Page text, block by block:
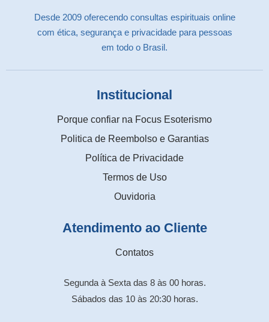
Desde 2009 oferecendo consultas espirituais online
com ética, segurança e privacidade para pessoas
em todo o Brasil.
Institucional
Porque confiar na Focus Esoterismo
Politica de Reembolso e Garantias
Política de Privacidade
Termos de Uso
Ouvidoria
Atendimento ao Cliente
Contatos
Segunda à Sexta das 8 às 00 horas.
Sábados das 10 às 20:30 horas.